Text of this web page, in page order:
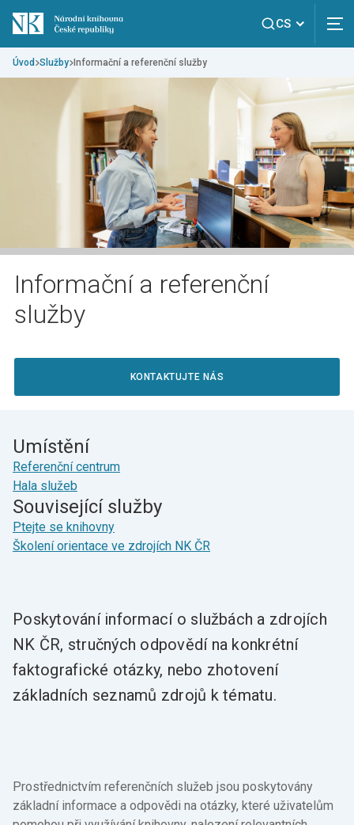
CS
Úvod Služby Informační a referenční služby
Informační a referenční
služby
KONTAKTUJTE NÁS
Umístění
Referenční centrum
Hala služeb
Související služby
Ptejte se knihovny
Školení orientace ve zdrojích NK ČR
Poskytování informací o službách a zdrojích
NK ČR, stručných odpovědí na konkrétní
faktografické otázky, nebo zhotovení
základních seznamů zdrojů k tématu.
Prostřednictvím referenčních služeb jsou poskytovány
základní informace a odpovědi na otázky, které uživatelům